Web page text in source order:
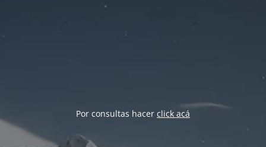
Por consultas hacer click acá